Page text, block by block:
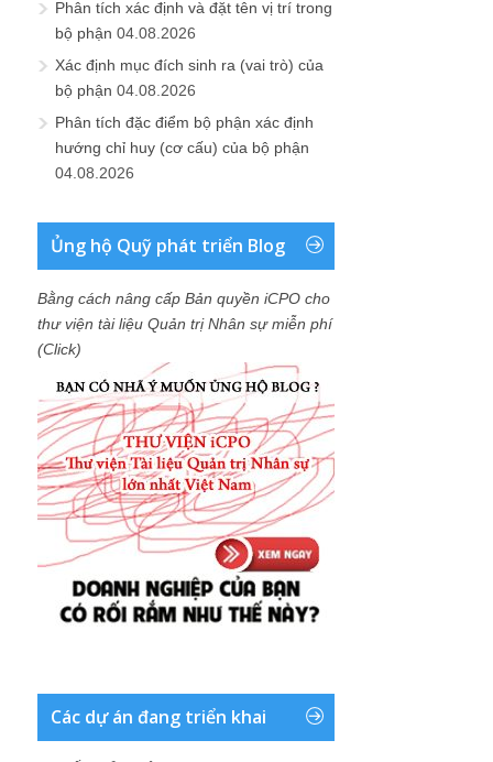
Phân tích xác định và đặt tên vị trí trong
bộ phận 04.08.2026
Xác định mục đích sinh ra (vai trò) của
bộ phận 04.08.2026
Phân tích đặc điểm bộ phận xác định
hướng chỉ huy (cơ cấu) của bộ phận
04.08.2026
Ủng hộ Quỹ phát triển Blog
Bằng cách nâng cấp Bản quyền iCPO cho
thư viện tài liệu Quản trị Nhân sự miễn phí
(Click)
Các dự án đang triển khai